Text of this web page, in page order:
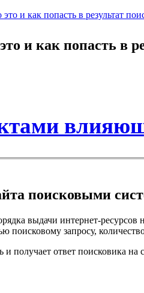
и как попасть в результат
и как попасть в
поисковыми
выдачи интернет-
поисковому запросу,
и получает ответ поисковика